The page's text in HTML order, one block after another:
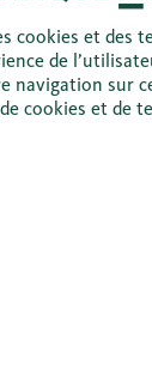
Bank Fonds
cookies et des
de
navigation sur
cookies et de